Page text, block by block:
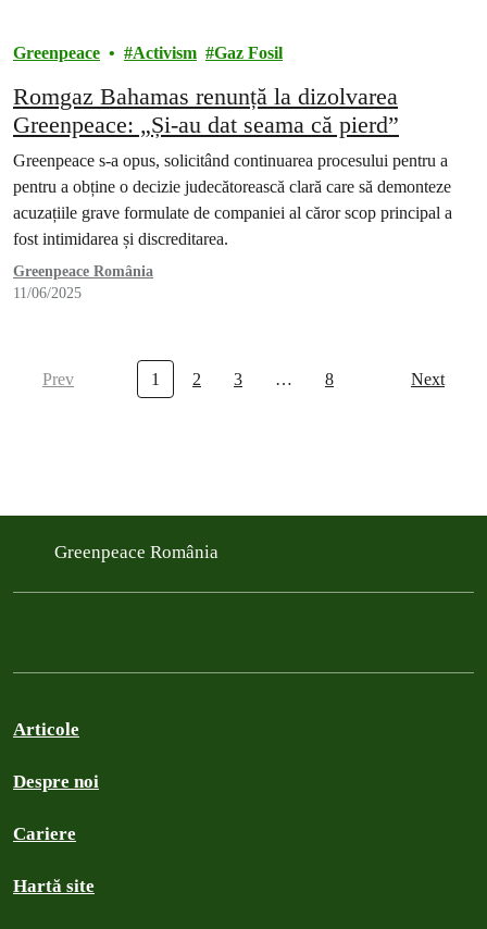
Greenpeace Activism Gaz Fosil
Romgaz Bahamas renunță la dizolvarea
Greenpeace: „Și-au dat seama că pierd”
Greenpeace s-a opus, solicitând continuarea procesului pentru a
pentru a obține o decizie judecătorească clară care să demonteze
acuzațiile grave formulate de companiei al căror scop principal a
fost intimidarea și discreditarea.
Greenpeace România
11/06/2025
Prev 1 2 3 … 8 Next
Greenpeace România
Articole
Despre noi
Cariere
Hartă site